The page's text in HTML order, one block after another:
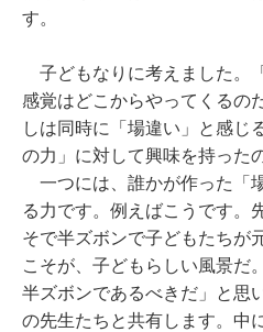
す。
子どもなりに考えました。
感覚はどこからやってくるの
しは同時に「場違い」と感じ
の力」に対して興味を持った
一つには、誰かが作った「
る力です。例えばこうです。
そで半ズボンで子どもたちが
こそが、子どもらしい風景だ
半ズボンであるべきだ」と思
の先生たちと共有します。中